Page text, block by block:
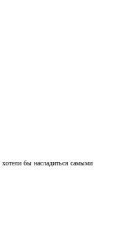
бы насладиться самыми